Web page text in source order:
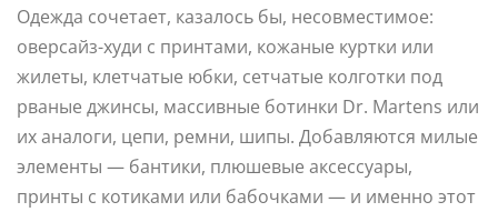
Одежда сочетает, казалось бы, несовместимое:
оверсайз-худи с принтами, кожаные куртки или
жилеты, клетчатые юбки, сетчатые колготки под
рваные джинсы, массивные ботинки Dr. Martens или
их аналоги, цепи, ремни, шипы. Добавляются милые
элементы — бантики, плюшевые аксессуары,
принты с котиками или бабочками — и именно этот